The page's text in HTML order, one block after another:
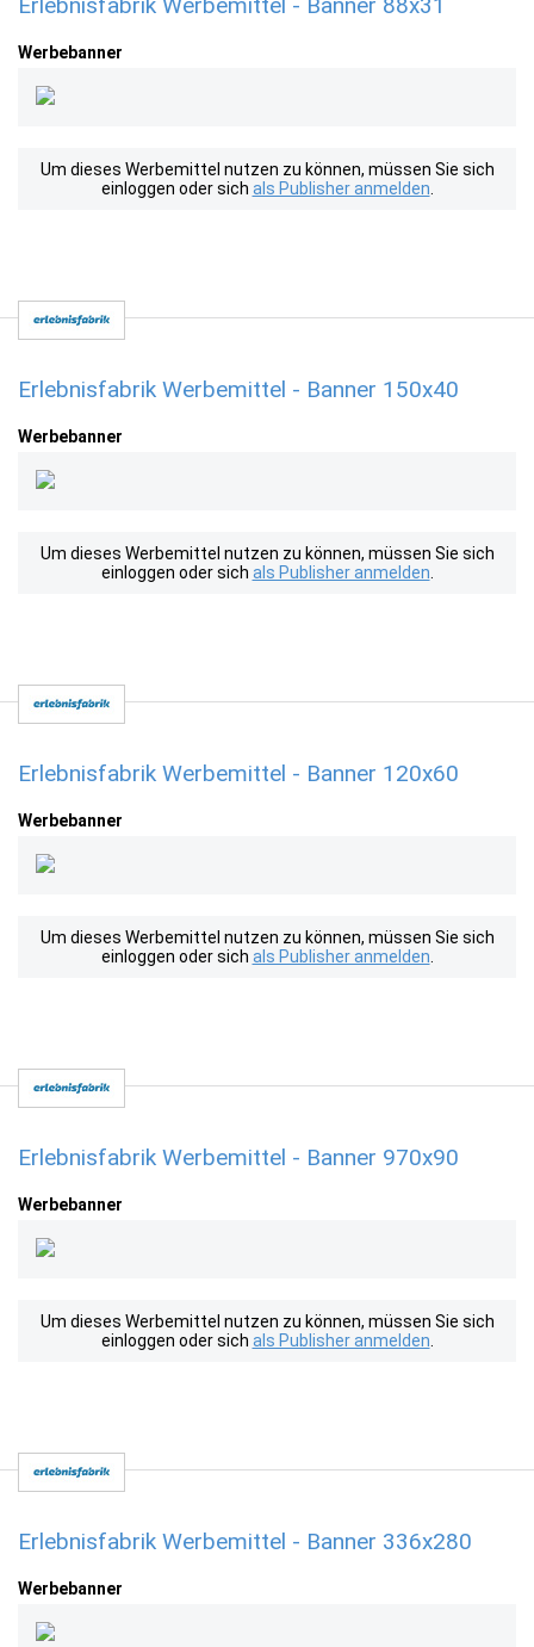
Werbebanner
Um dieses Werbemittel nutzen zu können, müssen Sie sich
einloggen oder sich als Publisher anmelden
Erlebnisfabrik Werbemittel - Banner 150x40
Werbebanner
Um dieses Werbemittel nutzen zu können, müssen Sie sich
einloggen oder sich als Publisher anmelden
Erlebnisfabrik Werbemittel - Banner 120x60
Werbebanner
Um dieses Werbemittel nutzen zu können, müssen Sie sich
einloggen oder sich als Publisher anmelden
Erlebnisfabrik Werbemittel - Banner 970x90
Werbebanner
Um dieses Werbemittel nutzen zu können, müssen Sie sich
einloggen oder sich als Publisher anmelden
Erlebnisfabrik Werbemittel - Banner 336x280
Werbebanner